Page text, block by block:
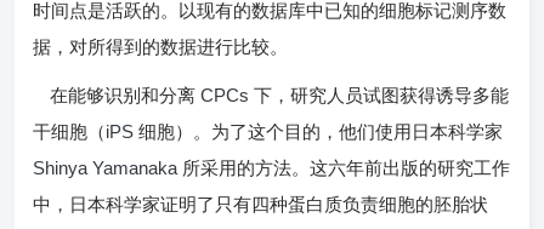
时间点是活跃的。以现有的数据库中已知的细胞标记测序数
据，对所得到的数据进行比较。
在能够识别和分离 CPCs 下，研究人员试图获得诱导多能
干细胞（iPS 细胞）。为了这个目的，他们使用日本科学家
Shinya Yamanaka 所采用的方法。这六年前出版的研究工作
中，日本科学家证明了只有四种蛋白质负责细胞的胚胎状